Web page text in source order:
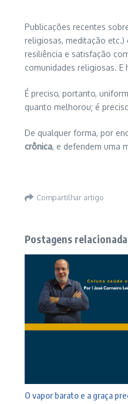
Publicações recentes
religiosas, meditação
resiliência e satisfação
comunidades religiosas.
É preciso, portanto,
quanto melhorou; é
De qualquer forma, por
crônica, e defendem uma
Compartilhar artigo
Postagens
O vapor barato e a graça